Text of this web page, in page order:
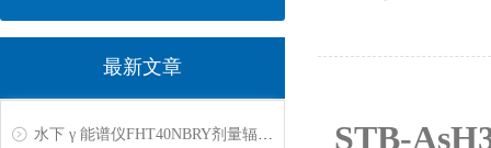
最新文章
水下 γ 能谱仪FHT40NBRY剂量辐射污染检测仪BETA伽玛射线中子探测仪能谱成像仪锗谱仪
STB-